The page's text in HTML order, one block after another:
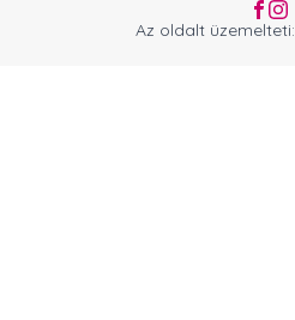
Az oldalt üzemelteti: